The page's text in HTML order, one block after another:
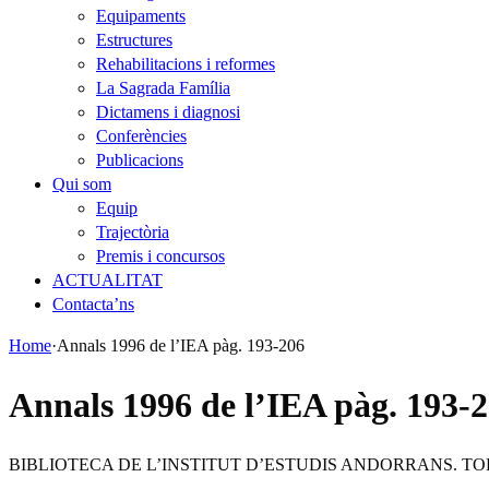
Equipaments
Estructures
Rehabilitacions i reformes
La Sagrada Família
Dictamens i diagnosi
Conferències
Publicacions
Qui som
Equip
Trajectòria
Premis i concursos
ACTUALITAT
Contacta’ns
Home·Annals 1996 de l’IEA pàg. 193-206
Annals 1996 de l’IEA pàg. 193-
BIBLIOTECA DE L’INSTITUT D’ESTUDIS ANDORRANS.